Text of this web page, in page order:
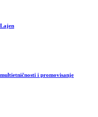
i promovisanje